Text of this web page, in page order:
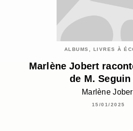
ALBUMS, LIVRES À
Marlène Jobert
de M. Seguin
Marlène
15/01/2025